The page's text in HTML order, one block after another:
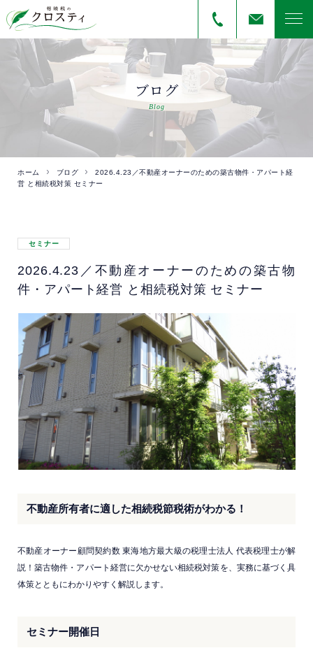
ブログ
Blog
ホーム ブログ
2026.4.23／不動産オーナーのための築古物件・アパート経
営 と相続税対策 セミナー
セミナー
2026.4.23／不動産オーナーのための築古物
件・アパート経営 と相続税対策 セミナー
不動産所有者に適した相続税節税術がわかる！
不動産オーナー顧問契約数 東海地方最大級の税理士法人 代表税理士が解
説！築古物件・アパート経営に欠かせない相続税対策を、実務に基づく具
体策とともにわかりやすく解説します。
セミナー開催日